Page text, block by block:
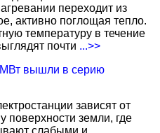
переходит из
активно поглощая тепло.
температуру в течение
почти ...>>
вышли в серию
зависят от
поверхности земли, где
слабыми и